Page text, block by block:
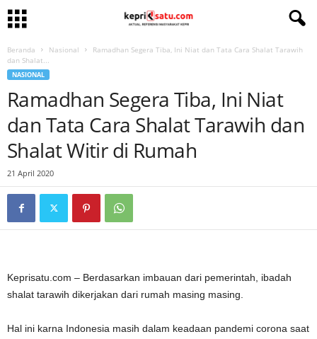
Beranda Nasional
Ramadhan Segera Tiba, Ini Niat dan Tata Cara Shalat Tarawih
dan Shalat...
NASIONAL
Ramadhan Segera Tiba, Ini Niat
dan Tata Cara Shalat Tarawih dan
Shalat Witir di Rumah
21 April 2020
Keprisatu.com – Berdasarkan imbauan dari pemerintah, ibadah
shalat tarawih dikerjakan dari rumah masing masing.
Hal ini karna Indonesia masih dalam keadaan pandemi corona saat